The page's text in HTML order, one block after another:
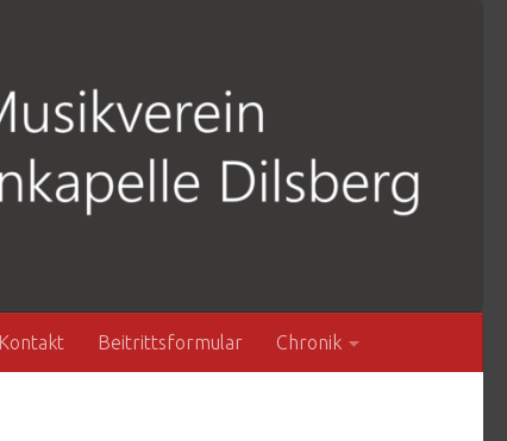
Kontakt Beitrittsformular Chronik